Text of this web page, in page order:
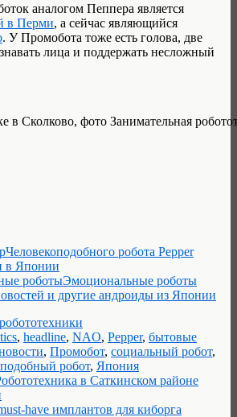
аналогом Пеппера является
в Перми, а сейчас являющийся
. У Промобота тоже есть голова, две
лица и поддержать несложный
в Сколково, фото Занимательная
Человекоподобного робота Pepper
в Японии
Эмоциональные роботы
и другие андроиды из Японии
, headline, NAO, Pepper, бытовые
, Промобот, социальный робот,
робот, Япония
в Саткинском районе
have имплантов для киборга